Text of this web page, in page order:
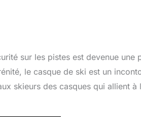
sur les pistes est devenue une
le casque de ski est un
skieurs des casques qui allient